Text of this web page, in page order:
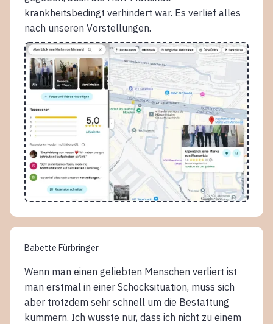
krankheitsbedingt verhindert war. Es verlief alles
nach unseren Vorstellungen.
Babette Fürbringer
Wenn man einen geliebten Menschen verliert ist
man erstmal in einer Schocksituation, muss sich
aber trotzdem sehr schnell um die Bestattung
kümmern. Ich wusste nur, dass ich nicht zu einem